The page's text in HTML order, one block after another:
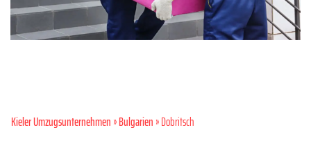
Kieler Umzugsunternehmen»Bulgarien» Dobritsch